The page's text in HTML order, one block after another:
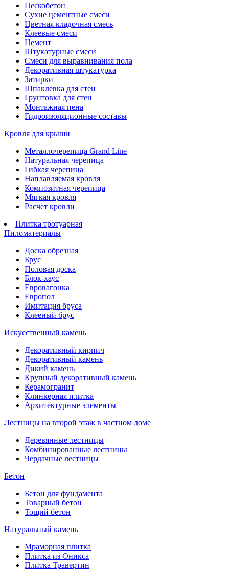
Пескобетон
Сухие цементные смеси
Цветная кладочная смесь
Клеевые смеси
Цемент
Штукатурные смеси
Смеси для выравнивания пола
Декоративная штукатурка
Затирки
Шпаклевка для стен
Грунтовка для стен
Монтажная пена
Гидроизоляционные составы
Кровля для крыши
Металлочерепица Grand Line
Натуральная черепица
Гибкая черепица
Наплавляемая кровля
Композитная черепица
Мягкая кровля
Расчет кровли
Плитка тротуарная
Пиломатериалы
Доска обрезная
Брус
Половая доска
Блок-хаус
Евровагонка
Европол
Имитация бруса
Клееный брус
Искусственный камень
Декоративный кирпич
Декоративный камень
Дикий камень
Крупный декоративный камень
Керамогранит
Клинкерная плитка
Архитектурные элементы
Лестницы на второй этаж в частном доме
Деревянные лестницы
Комбинированные лестницы
Чердачные лестницы
Бетон
Бетон для фундамента
Товарный бетон
Тощий бетон
Натуральный камень
Мраморная плитка
Плитка из Оникса
Плитка Травертин